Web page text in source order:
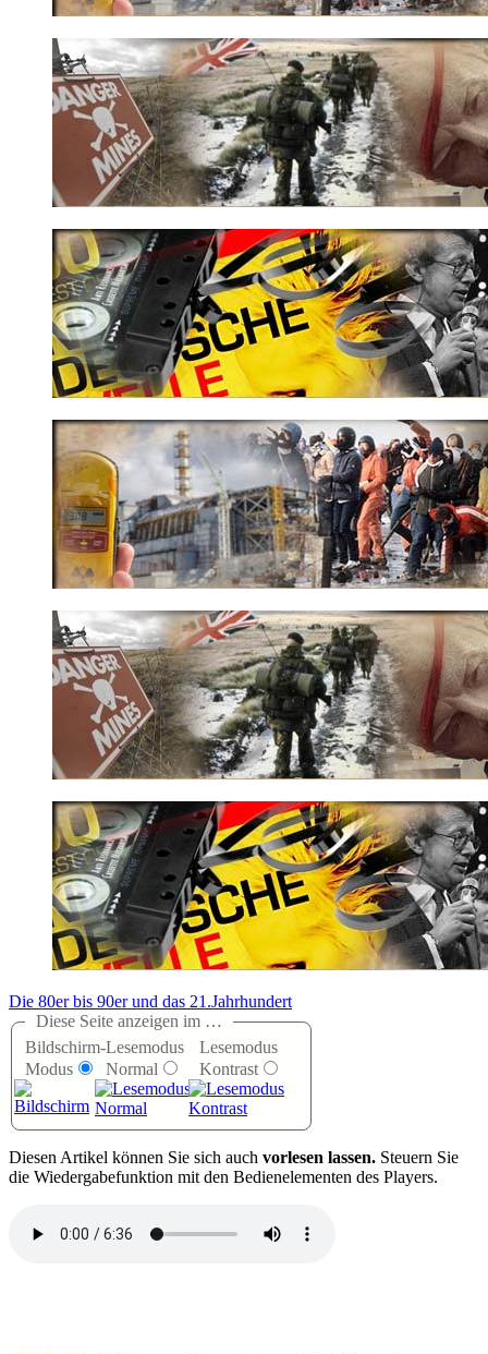
Die 80er bis 90er und das 21.Jahrhundert
Diese Seite anzeigen im …
Bildschirm-
Modus
Lesemodus
Normal
Lesemodus
Kontrast
Diesen Artikel können Sie sich auch vorlesen lassen. Steuern Sie
die Wiedergabefunktion mit den Bedienelementen des Players.